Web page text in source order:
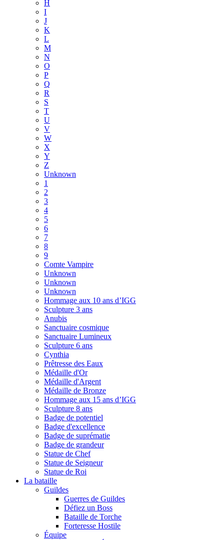
H
I
J
K
L
M
N
O
P
Q
R
S
T
U
V
W
X
Y
Z
Unknown
1
2
3
4
5
6
7
8
9
Comte Vampire
Unknown
Unknown
Unknown
Hommage aux 10 ans d’IGG
Sculpture 3 ans
Anubis
Sanctuaire cosmique
Sanctuaire Lumineux
Sculpture 6 ans
Cynthia
Prêtresse des Eaux
Médaille d'Or
Médaille d'Argent
Médaille de Bronze
Hommage aux 15 ans d’IGG
Sculpture 8 ans
Badge de potentiel
Badge d'excellence
Badge de suprématie
Badge de grandeur
Statue de Chef
Statue de Seigneur
Statue de Roi
La bataille
Guildes
Guerres de Guildes
Défiez un Boss
Bataille de Torche
Forteresse Hostile
Équipe